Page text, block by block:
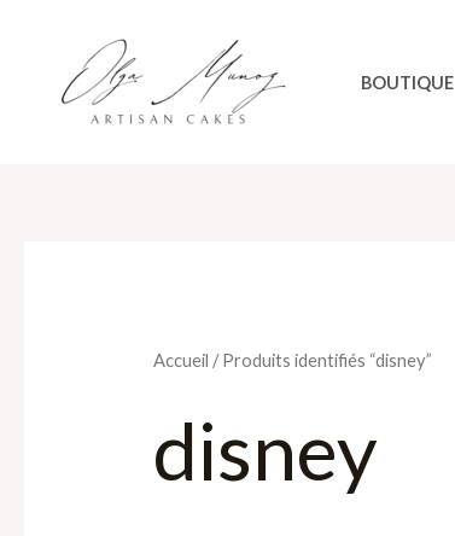
contenu
BOUTIQUE
Accueil / Produits identifiés “disney”
disney